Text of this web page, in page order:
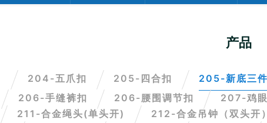
产品
204-五爪扣 205-四合扣 205-新底三件
206-手缝裤扣 206-腰围调节扣 207-鸡
211-合金绳头(单头开) 212-合金吊钟（双头开）